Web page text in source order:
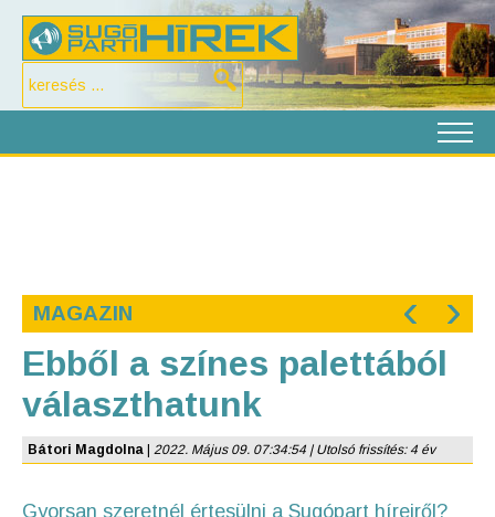
MAGAZIN ‹ ›
Ebből a színes palettából
választhatunk
Bátori Magdolna 2022. Május 09. 07:34:54 | Utolsó frissítés: 4 év
Gyorsan szeretnél értesülni a Sugópart híreiről?